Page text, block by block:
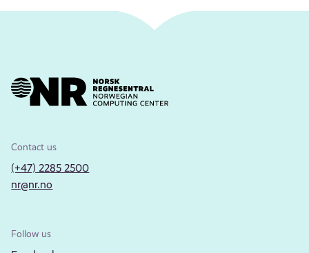
Contact us
(+47) 2285 2500
nr@nr.no
Follow us